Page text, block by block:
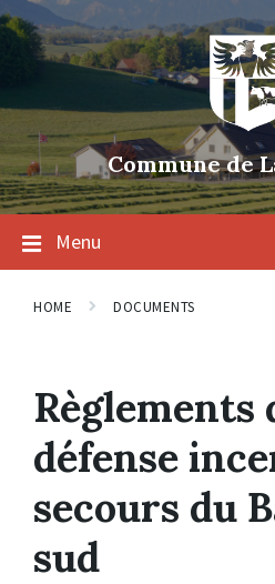
Skip
to
content
Skip
to
main
navigation
Skip
to
footer
Commune de
Menu
HOME DOCUMENTS
Règlements
défense
secours du
sud